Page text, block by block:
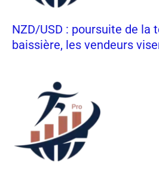
NZD/USD : poursuite de la
baissière, les vendeurs